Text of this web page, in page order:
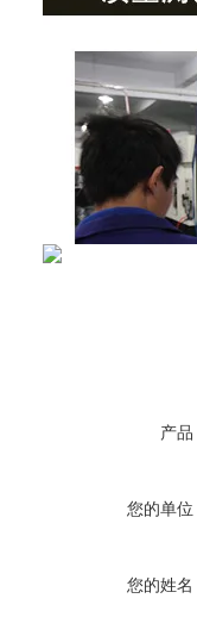
产品
您的单位
您的姓名